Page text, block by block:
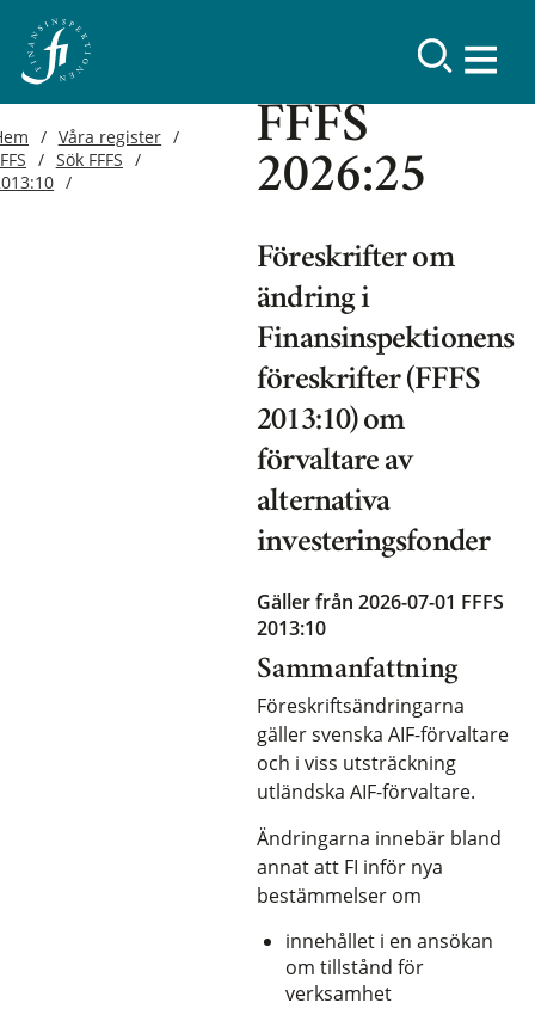
Våra register
Sök FFFS
FFFS
2026:25
Föreskrifter om
ändring i
Finansinspektionens
föreskrifter (FFFS
2013:10) om
förvaltare av
alternativa
investeringsfonder
Gäller från 2026-07-01 FFFS
2013:10
Sammanfattning
Föreskriftsändringarna
gäller svenska AIF-förvaltare
och i viss utsträckning
utländska AIF-förvaltare.
Ändringarna innebär bland
annat att FI inför nya
bestämmelser om
innehållet i en ansökan
om tillstånd för
verksamhet